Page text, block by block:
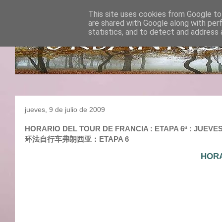
jueves, 9 de julio de 2009
HORARIO DEL TOUR DE FRANCIA : ETAPA 6ª :
环法自行车弗朗西亚：ETAPA 6
This site uses cookies from Google
are shared with Google along with
statistics, and to detect and address